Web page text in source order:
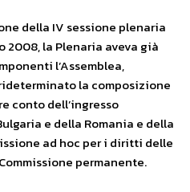
della IV sessione plenaria
2008, la Plenaria aveva già
l’Assemblea,
la composizione
conto dell’ingresso
e della Romania e della
ad hoc per i diritti delle
permanente.